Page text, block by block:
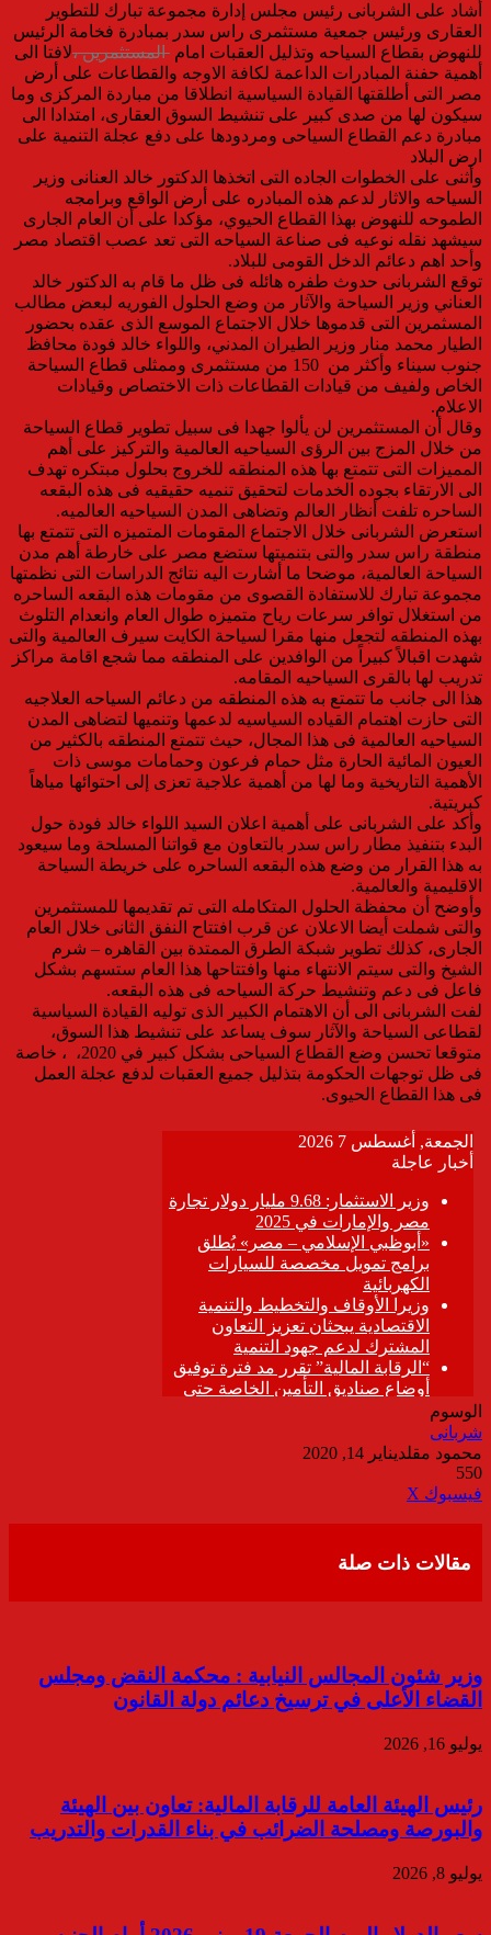
أشاد على الشربانى رئيس مجلس إدارة مجموعة تبارك للتطوير
العقارى ورئيس جمعية مستثمرى راس سدر بمبادرة فخامة الرئيس
للنهوض بقطاع السياحه وتذليل العقبات امام المستثمرين ،لافتا الى
أهمية حفنة المبادرات الداعمة لكافة الاوجه والقطاعات على أرض
مصر التى أطلقتها القيادة السياسية انطلاقا من مباردة المركزى وما
سيكون لها من صدى كبير على تنشيط السوق العقارى، امتدادا الى
مبادرة دعم القطاع السياحى ومردودها على دفع عجلة التنمية على
ارض البلاد
وأثنى على الخطوات الجاده التى اتخذها الدكتور خالد العنانى وزير
السياحه والاثار لدعم هذه المبادره على أرض الواقع وبرامجه
الطموحه للنهوض بهذا القطاع الحيوي، مؤكدا على أن العام الجارى
سيشهد نقله نوعيه فى صناعة السياحه التى تعد عصب اقتصاد مصر
وأحد اهم دعائم الدخل القومى للبلاد.
توقع الشربانى حدوث طفره هائله فى ظل ما قام به الدكتور خالد
العناني وزير السياحة والآثار من وضع الحلول الفوريه لبعض مطالب
المسثمرين التى قدموها خلال الاجتماع الموسع الذى عقده بحضور
الطيار محمد منار وزير الطيران المدني، واللواء خالد فودة محافظ
جنوب سيناء وأكثر من 150 من مستثمرى وممثلى قطاع السياحة
الخاص ولفيف من قيادات القطاعات ذات الاختصاص وقيادات
الاعلام.
وقال أن المستثمرين لن يألوا جهدا فى سبيل تطوير قطاع السياحة
من خلال المزج بين الرؤى السياحيه العالمية والتركيز على أهم
المميزات التى تتمتع بها هذه المنطقه للخروج بحلول مبتكره تهدف
الى الارتقاء بجوده الخدمات لتحقيق تنميه حقيقيه فى هذه البقعه
الساحره تلفت أنظار العالم وتضاهى المدن السياحيه العالميه.
استعرض الشربانى خلال الاجتماع المقومات المتميزه التى تتمتع بها
منطقة راس سدر والتى بتنميتها ستضع مصر على خارطة أهم مدن
السياحة العالمية، موضحا ما أشارت اليه نتائج الدراسات التى نظمتها
مجموعة تبارك للاستفادة القصوى من مقومات هذه البقعه الساحره
من استغلال توافر سرعات رياح متميزه طوال العام وانعدام التلوث
بهذه المنطقه لتجعل منها مقرا لسياحة الكايت سيرف العالمية والتى
شهدت اقبالاً كبيراً من الوافدين على المنطقه مما شجع اقامة مراكز
تدريب لها بالقرى السياحيه المقامه.
هذا الى جانب ما تتمتع به هذه المنطقه من دعائم السياحه العلاجيه
التى حازت اهتمام القياده السياسيه لدعمها وتنميها لتضاهى المدن
السياحيه العالمية فى هذا المجال، حيث تتمتع المنطقه بالكثير من
العيون المائية الحارة مثل حمام فرعون وحمامات موسى ذات
الأهمية التاريخية وما لها من أهمية علاجية تعزى إلى احتوائها مياهاً
كبريتية.
وأكد على الشربانى على أهمية اعلان السيد اللواء خالد فودة حول
البدء بتنفيذ مطار راس سدر بالتعاون مع قواتنا المسلحة وما سيعود
به هذا القرار من وضع هذه البقعه الساحره على خريطة السياحة
الاقليمية والعالمية.
وأوضح أن محفظة الحلول المتكامله التى تم تقديمها للمستثمرين
والتى شملت أيضا الاعلان عن قرب افتتاح النفق الثانى خلال العام
الجارى، كذلك تطوير شبكة الطرق الممتدة بين القاهره – شرم
الشيخ والتى سيتم الانتهاء منها وافتتاحها هذا العام ستسهم بشكل
فاعل فى دعم وتنشيط حركة السياحه فى هذه البقعه.
لفت الشربانى الى أن الاهتمام الكبير الذى توليه القيادة السياسية
لقطاعى السياحة والآثار سوف يساعد على تنشيط هذا السوق،
متوقعا تحسن وضع القطاع السياحى بشكل كبير في 2020، ، خاصة
فى ظل توجهات الحكومة بتذليل جميع العقبات لدفع عجلة العمل
فى هذا القطاع الحيوى.
الوسوم
شربانى
محمود مقلديناير 14, 2020
550
فيسبوك ‫X
مقالات ذات صلة
وزير شئون المجالس النيابية : محكمة النقض ومجلس
القضاء الأعلى في ترسيخ دعائم دولة القانون
يوليو 16, 2026
رئيس الهيئة العامة للرقابة المالية: ⁠تعاون بين الهيئة
والبورصة ومصلحة الضرائب في بناء القدرات والتدريب
يوليو 8, 2026